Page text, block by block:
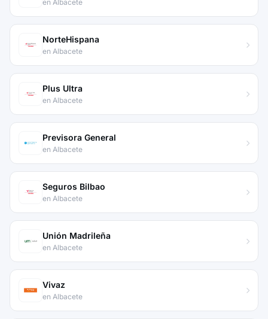
en Albacete
NorteHispana
en Albacete
Plus Ultra
en Albacete
Previsora General
en Albacete
Seguros Bilbao
en Albacete
Unión Madrileña
en Albacete
Vivaz
en Albacete